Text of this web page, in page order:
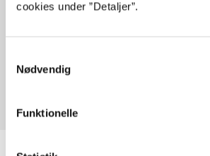
cookies under ”Detaljer”.
Nødvendig
Funktionelle